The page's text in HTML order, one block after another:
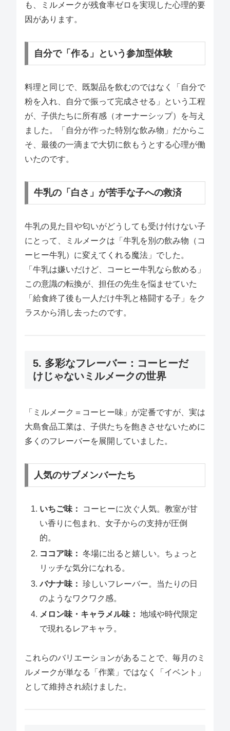
も、ミルメークが残食率ゼロを実現した心理的要
因があります。
自分で「作る」という参加型体験
料理と同じで、既製品を飲むのではなく「自分で
粉を入れ、自分で振って完成させる」という工程
が、子供たちに所有感（オーナーシップ）を与え
ました。「自分が作った特別な飲み物」だからこ
そ、最後の一滴まで大切に飲もうとする心理が働
いたのです。
牛乳の「白さ」が苦手な子への救済
牛乳の見た目や匂いがどうしても受け付けない子
にとって、ミルメークは「牛乳を別の飲み物（コ
ーヒー牛乳）に変えてくれる魔法」でした。
「牛乳は嫌いだけど、コーヒー牛乳なら飲める」
この意識の転換が、担任の先生を悩ませていた
「給食終了後も一人だけ牛乳と格闘する子」をク
ラスから消し去ったのです。
5. 多彩なフレーバー：コーヒーだ
けじゃないミルメークの世界
「ミルメーク＝コーヒー味」が定番ですが、実は
大島食品工業は、子供たちを飽きさせないために
多くのフレーバーを展開していました。
人気のサブメンバーたち
いちご味：
コーヒーに次ぐ人気。教室が甘
い香りに包まれ、女子からの支持が圧倒
的。
ココア味： 冬場に出ると嬉しい。ちょっと
リッチな気分になれる。
バナナ味： 珍しいフレーバー。当たりの日
のようなワクワク感。
メロン味・キャラメル味： 地域や時代限定
で現れるレアキャラ。
これらのバリエーションがあることで、毎月のミ
ルメークが単なる「作業」ではなく「イベント」
として維持され続けました。